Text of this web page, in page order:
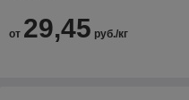
от 29,45 руб./кг